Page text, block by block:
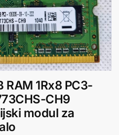
RAM 1Rx8 PC3-
CH9
modul za